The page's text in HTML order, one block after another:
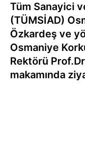
Tüm Sanayici
(TÜMSİAD)
Özkardeş ve
Osmaniye
Rektörü
makamında